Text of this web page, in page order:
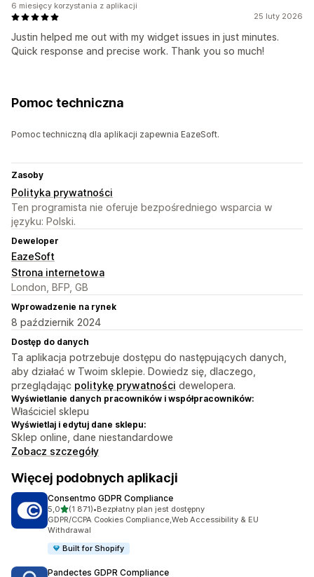
25 luty 2026
Justin helped me out with my widget issues in just minutes.
Quick response and precise work. Thank you so much!
6 miesięcy korzystania z aplikacji
Pomoc techniczna
Pomoc techniczną dla aplikacji zapewnia EazeSoft.
Zasoby
Polityka prywatności
Ten programista nie oferuje bezpośredniego wsparcia w
języku: Polski.
Deweloper
EazeSoft
Strona internetowa
London, BFP, GB
Wprowadzenie na rynek
8 październik 2024
Dostęp do danych
Ta aplikacja potrzebuje dostępu do następujących danych,
aby działać w Twoim sklepie. Dowiedz się, dlaczego,
przeglądając politykę prywatności dewelopera.
Wyświetlanie danych pracowników i współpracowników:
Właściciel sklepu
Wyświetlaj i edytuj dane sklepu:
Sklep online, dane niestandardowe
Zobacz szczegóły
Więcej podobnych aplikacji
Consentmo GDPR Compliance
5,0na 5 gwiazdek
(1 871)
Łączna liczba recenzji: 1871
•Bezpłatny plan jest dostępny
GDPR/CCPA Cookies Compliance,Web Accessibility & EU
Withdrawal
Built for Shopify
Pandectes GDPR Compliance